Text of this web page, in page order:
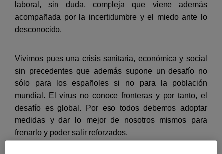
laboral, sin duda, compleja que viene además
acompañada por la incertidumbre y el miedo ante lo
desconocido.
Vivimos pues una crisis sanitaria, económica y social
sin precedentes que además supone un desafío no
sólo para los españoles si no para la población
mundial. El virus no conoce fronteras y por tanto, el
desafío es global. Por eso todos debemos adoptar
medidas y dar lo mejor de nosotros mismos para
frenarlo y poder salir reforzados.